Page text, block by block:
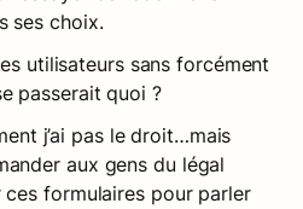
ses choix.
utilisateurs sans forcément
passerait quoi ?
j’ai pas le droit…mais
aux gens du légal
formulaires pour parler